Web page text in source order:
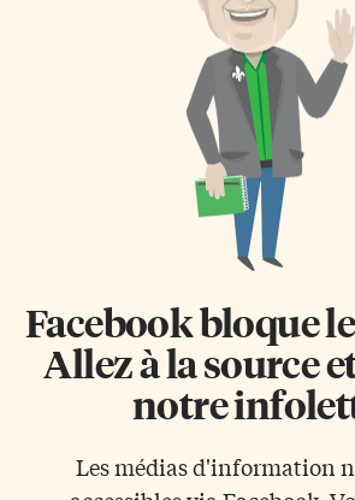
Facebook bloque
Allez à la source
notre
Les médias d'information